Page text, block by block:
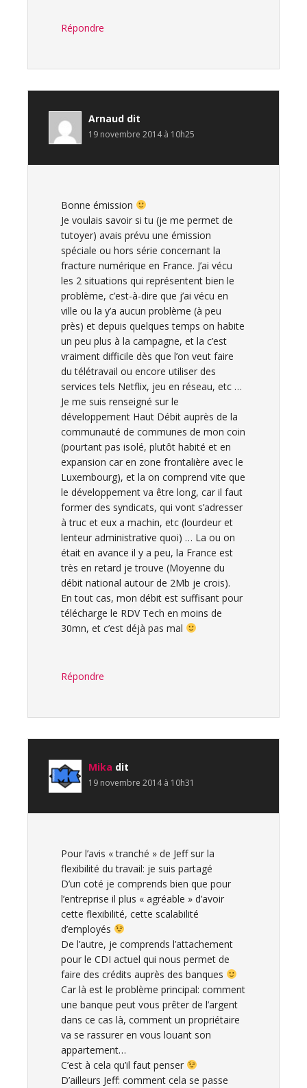
Répondre
Arnaud dit
19 novembre 2014 à 10h25
Bonne émission
Je voulais savoir si tu (je me permet de
tutoyer) avais prévu une émission
spéciale ou hors série concernant la
fracture numérique en France. J’ai vécu
les 2 situations qui représentent bien le
problème, c’est-à-dire que j’ai vécu en
ville ou la y’a aucun problème (à peu
près) et depuis quelques temps on habite
un peu plus à la campagne, et la c’est
vraiment difficile dès que l’on veut faire
du télétravail ou encore utiliser des
services tels Netflix, jeu en réseau, etc …
Je me suis renseigné sur le
développement Haut Débit auprès de la
communauté de communes de mon coin
(pourtant pas isolé, plutôt habité et en
expansion car en zone frontalière avec le
Luxembourg), et la on comprend vite que
le développement va être long, car il faut
former des syndicats, qui vont s’adresser
à truc et eux a machin, etc (lourdeur et
lenteur administrative quoi) … La ou on
était en avance il y a peu, la France est
très en retard je trouve (Moyenne du
débit national autour de 2Mb je crois).
En tout cas, mon débit est suffisant pour
télécharge le RDV Tech en moins de
30mn, et c’est déjà pas mal
Répondre
Mika dit
19 novembre 2014 à 10h31
Pour l’avis « tranché » de Jeff sur la
flexibilité du travail: je suis partagé
D’un coté je comprends bien que pour
l’entreprise il plus « agréable » d’avoir
cette flexibilité, cette scalabilité
d’employés
De l’autre, je comprends l’attachement
pour le CDI actuel qui nous permet de
faire des crédits auprès des banques
Car là est le problème principal: comment
une banque peut vous prêter de l’argent
dans ce cas là, comment un propriétaire
va se rassurer en vous louant son
appartement…
C’est à cela qu’il faut penser
D’ailleurs Jeff: comment cela se passe